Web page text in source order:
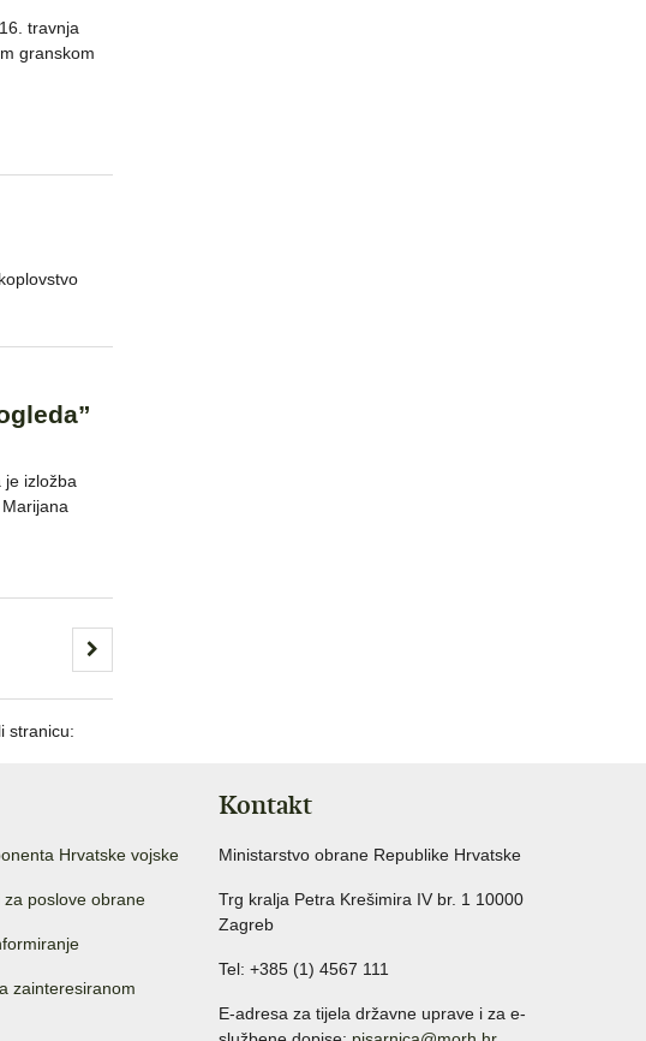
travnja
granskom
je izložba
stranicu:
Hrvatske vojske
za poslove obrane
zainteresiranom
Kontakt
Ministarstvo obrane Republike Hrvatske
Trg kralja Petra Krešimira IV br. 1 10000
Zagreb
Tel: +385 (1) 4567 111
E-adresa za tijela državne uprave i za e-